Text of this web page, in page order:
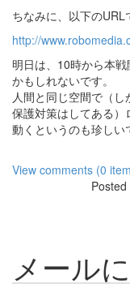
ちなみに、以下のURL
http://
明日は、10時から本
かもしれないです。
人間と同じ空間で（
保護対策はしてある）
動くというのも珍しい
View comments (0
メール